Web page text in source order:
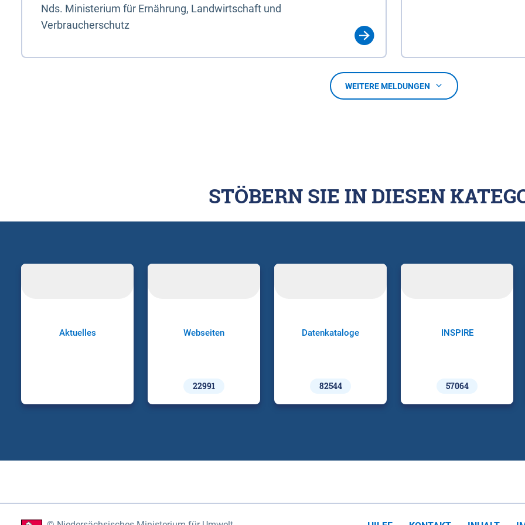
Nds. Ministerium für Ernährung, Landwirtschaft und
Verbraucherschutz
WEITERE MELDUNGEN
STÖBERN SIE IN DIESEN
Aktuelles Webseiten
22991
Datenkataloge
82544
INSPIRE
57064